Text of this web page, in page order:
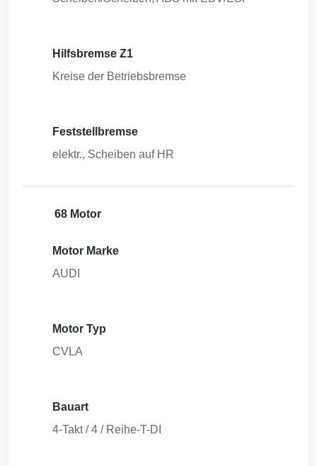
Hilfsbremse Z1
Kreise der Betriebsbremse
Feststellbremse
elektr., Scheiben auf HR
68 Motor
Motor Marke
AUDI
Motor Typ
CVLA
Bauart
4-Takt / 4 / Reihe-T-DI